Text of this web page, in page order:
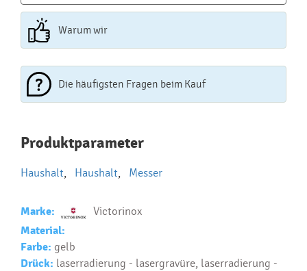
Warum wir
Die häufigsten Fragen beim Kauf
Najčastejšie otázky pri nákupe
reklamných predmetov
Ako realizujete potlač na reklamné premedy?
Ako si vybrať správny predmet?
Text...
Produktparameter
Haushalt Haushalt Messer
Marke: Victorinox
Material:
Farbe: gelb
Drück: laserradierung - lasergravüre, laserradierung -